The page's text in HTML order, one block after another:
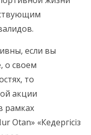
если вы
о своем
то
акции
рамках
Otan» «Кедергісіз